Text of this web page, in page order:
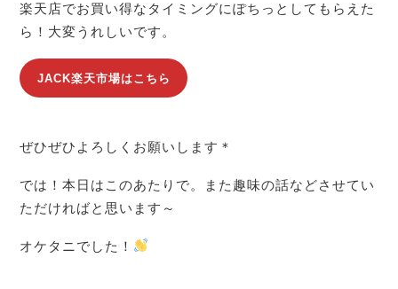
楽天店でお買い得なタイミングにぽちっとしてもらえた
ら！大変うれしいです。
JACK楽天市場はこちら
ぜひぜひよろしくお願いします＊
では！本日はこのあたりで。また趣味の話などさせてい
ただければと思います～
オケタニでした！